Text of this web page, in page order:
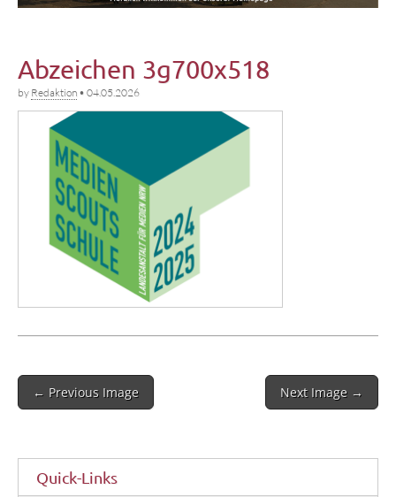
Abzeichen 3g700x518
by Redaktion • 04.05.2026
Post
navigation
← Previous Image Next Image →
Quick-Links